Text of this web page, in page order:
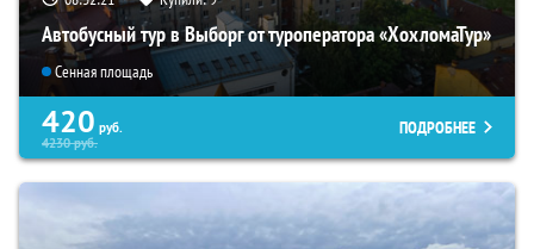
Автобусный тур в Выборг от туроператора «ХохломаТур»
Сенная площадь
420 руб.
4230руб.
ПОДРОБНЕЕ